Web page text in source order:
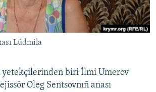
Lüdmila
yetekçilerinden biri İlmi Umerov
Oleg Sentsovnıñ anası